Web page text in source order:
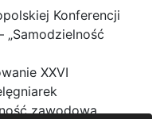
Konferencji
„Samodzielność
XXVI
zawodowa